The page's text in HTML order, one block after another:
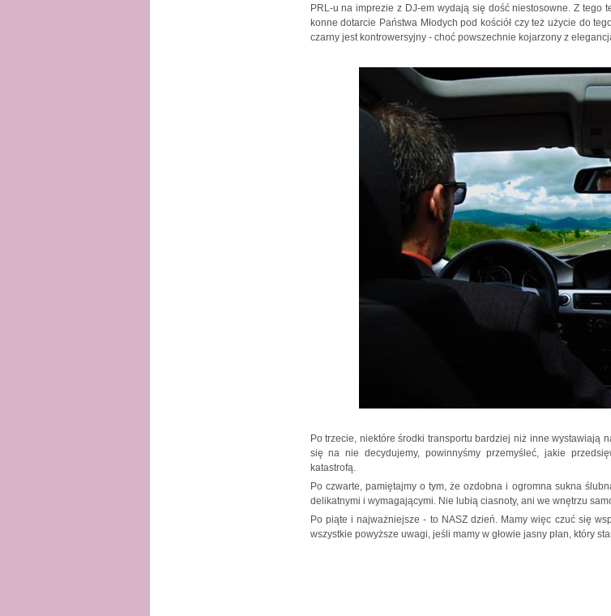
PRL-u na imprezie z DJ-em wydają się dość niestosowne. Z
konne dotarcie Państwa Młodych pod kościół czy też użycie do
czarny jest kontrowersyjny - choć powszechnie kojarzony z
Po trzecie, niektóre środki transportu bardziej niż inne wystawiają
się na nie decydujemy, powinnyśmy przemyśleć, jakie
katastrofą.
Po czwarte, pamiętajmy o tym, że ozdobna i ogromna sukna
delikatnymi i wymagającymi. Nie lubią ciasnoty, ani we wnętrzu
Po piąte i najważniejsze - to NASZ dzień. Mamy więc czuć się
wszystkie powyższe uwagi, jeśli mamy w głowie jasny plan, który